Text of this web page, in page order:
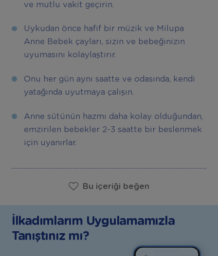
ve mutlu vakit geçirin.
Uykudan önce hafif bir müzik ve Milupa
Anne Bebek çayları, sizin ve bebeğinizin
uyumasını kolaylaştırır.
Onu her gün aynı saatte ve odasında, kendi
yatağında uyutmaya çalışın.
Anne sütünün hazmı daha kolay olduğundan,
emzirilen bebekler 2-3 saatte bir beslenmek
için uyanırlar.
Bu içeriği beğen
İlkadımlarım Uygulamamızla
Tanıştınız mı?